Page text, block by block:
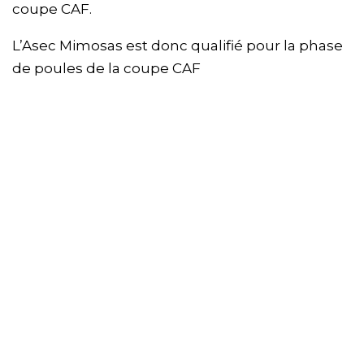
coupe CAF.
L’Asec Mimosas est donc qualifié pour la phase
de poules de la coupe CAF